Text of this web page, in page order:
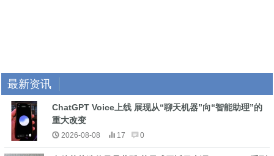
最新资讯
ChatGPT Voice上线 展现从“聊天机器”向“智能助理”的
重大改变
2026-08-08 17 0